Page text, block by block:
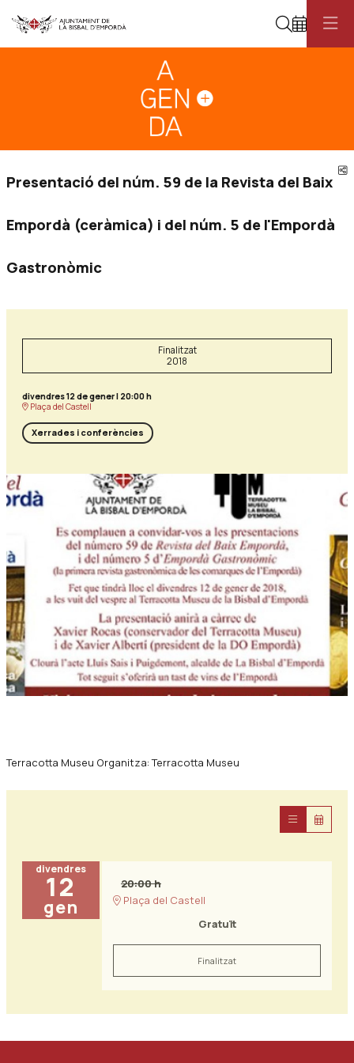
Cerca
Presentació del núm. 59 de la Revista del Baix
Empordà (ceràmica) i del núm. 5 de l'Empordà
Gastronòmic
Finalitzat
2018
divendres 12 de gener| 20:00 h
Plaça del Castell
Xerrades i conferències
Terracotta Museu Organitza: Terracotta Museu
divendres
12
gen
20:00 h
Plaça del Castell
Gratuït
Finalitzat